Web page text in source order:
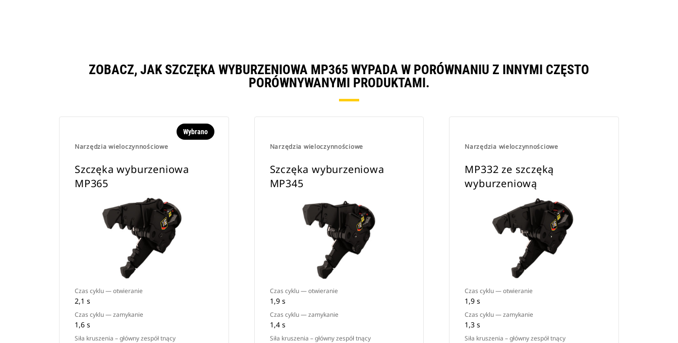
ZOBACZ, JAK SZCZĘKA WYBURZENIOWA MP365 WYPADA W PORÓWNANIU Z INNYMI CZĘSTO
PORÓWNYWANYMI PRODUKTAMI.
Narzędzia wieloczynnościowe
Wybrano
Szczęka wyburzeniowa
MP365
Czas cyklu — otwieranie
2,1 s
Czas cyklu — zamykanie
1,6 s
Siła kruszenia – główny zespół tnący
Narzędzia wieloczynnościowe
Szczęka wyburzeniowa
MP345
Czas cyklu — otwieranie
1,9 s
Czas cyklu — zamykanie
1,4 s
Siła kruszenia – główny zespół tnący
Narzędzia wieloczynnościowe
MP332 ze szczęką
wyburzeniową
Czas cyklu — otwieranie
1,9 s
Czas cyklu — zamykanie
1,3 s
Siła kruszenia – główny zespół tnący